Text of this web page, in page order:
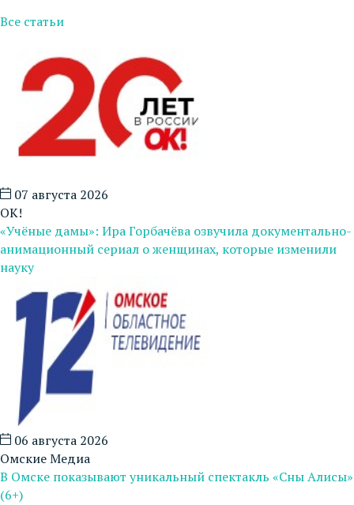
Все статьи
07 августа 2026
ОК!
«Учёные дамы»: Ира Горбачёва озвучила документально-
анимационный сериал о женщинах, которые изменили
науку
06 августа 2026
Омские Медиа
В Омске показывают уникальный спектакль «Сны Алисы»
(6+)